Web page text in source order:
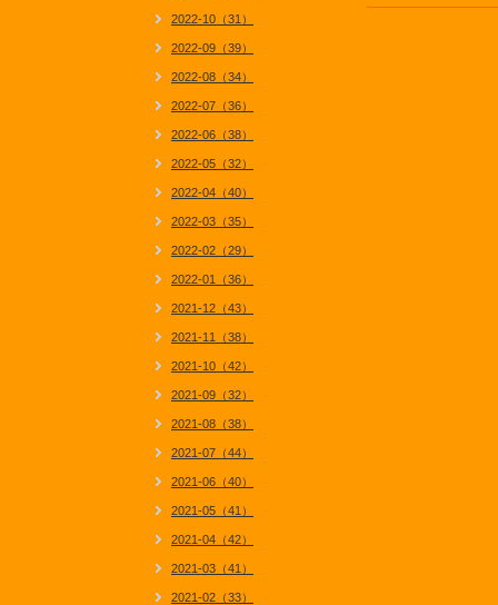
2022-10（31）
2022-09（39）
2022-08（34）
2022-07（36）
2022-06（38）
2022-05（32）
2022-04（40）
2022-03（35）
2022-02（29）
2022-01（36）
2021-12（43）
2021-11（38）
2021-10（42）
2021-09（32）
2021-08（38）
2021-07（44）
2021-06（40）
2021-05（41）
2021-04（42）
2021-03（41）
2021-02（33）